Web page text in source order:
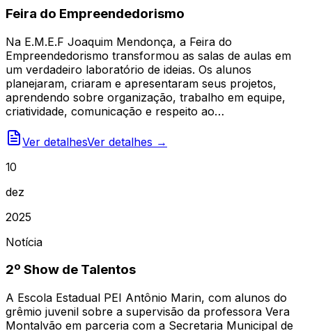
Feira do Empreendedorismo
Na E.M.E.F Joaquim Mendonça, a Feira do
Empreendedorismo transformou as salas de aulas em
um verdadeiro laboratório de ideias. Os alunos
planejaram, criaram e apresentaram seus projetos,
aprendendo sobre organização, trabalho em equipe,
criatividade, comunicação e respeito ao…
Ver detalhesVer detalhes →
10
dez
2025
Notícia
2º Show de Talentos
A Escola Estadual PEI Antônio Marin, com alunos do
grêmio juvenil sobre a supervisão da professora Vera
Montalvão em parceria com a Secretaria Municipal de